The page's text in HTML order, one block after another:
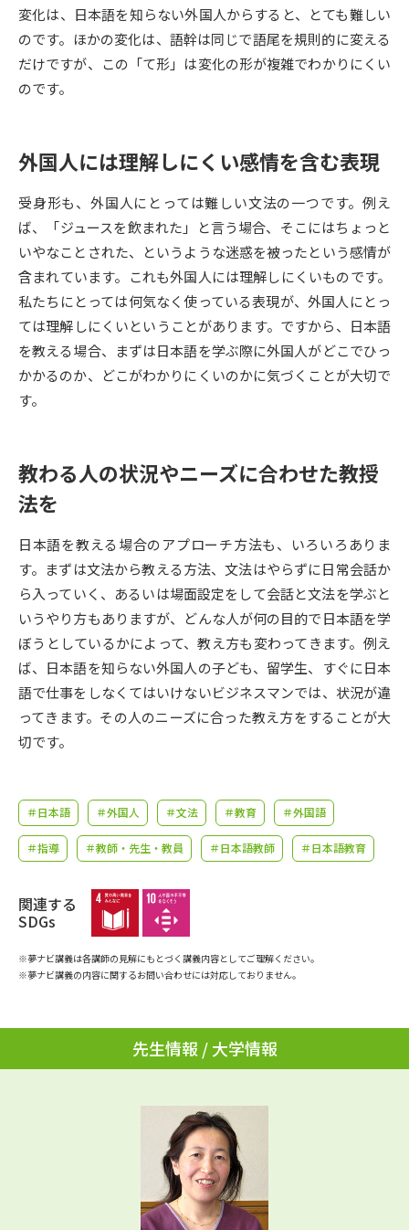
データサイエンス特集 奨学金・特待生制度特集
デジタルパンフレット
（高3生用）
（高2生用）
オープンキャンパスなどを調べる
オープンキャンパス検索 実施プログラムから探す
来場型・Web型イベント特集 夢ナビライブ
志望校・出願校を調べる
先輩が入学を決めた理由 テレメール全国一斉進学調査
学問発見 学問検索
学問のミニ講義「夢ナビ講義」 学問分野解説
ユーザーサポート
Ｑ＆Ａ よくあるご質問 大学進学IDについて
受付内容・発送状況の確認
テレメール
テレメール進学カタログ
訂正のご案内
変化は、日本語を知らない外国人からすると、とても難しい
のです。ほかの変化は、語幹は同じで語尾を規則的に変える
だけですが、この「て形」は変化の形が複雑でわかりにくい
のです。
外国人には理解しにくい感情を含む表現
受身形も、外国人にとっては難しい文法の一つです。例え
ば、「ジュースを飲まれた」と言う場合、そこにはちょっと
いやなことされた、というような迷惑を被ったという感情が
含まれています。これも外国人には理解しにくいものです。
私たちにとっては何気なく使っている表現が、外国人にとっ
ては理解しにくいということがあります。ですから、日本語
を教える場合、まずは日本語を学ぶ際に外国人がどこでひっ
かかるのか、どこがわかりにくいのかに気づくことが大切で
す。
教わる人の状況やニーズに合わせた教授
法を
日本語を教える場合のアプローチ方法も、いろいろありま
す。まずは文法から教える方法、文法はやらずに日常会話か
ら入っていく、あるいは場面設定をして会話と文法を学ぶと
いうやり方もありますが、どんな人が何の目的で日本語を学
ぼうとしているかによって、教え方も変わってきます。例え
ば、日本語を知らない外国人の子ども、留学生、すぐに日本
語で仕事をしなくてはいけないビジネスマンでは、状況が違
ってきます。その人のニーズに合った教え方をすることが大
切です。
＃日本語 ＃外国人 ＃文法 ＃教育 ＃外国語
＃指導 ＃教師・先生・教員 ＃日本語教師 ＃日本語教育
関連する
SDGs
※夢ナビ講義は各講師の見解にもとづく講義内容としてご理解ください。
※夢ナビ講義の内容に関するお問い合わせには対応しておりません。
先生情報 / 大学情報